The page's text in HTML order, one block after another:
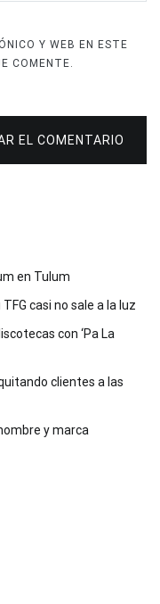
Y WEB EN ESTE
COMENTE.
EL COMENTARIO
en Tulum
casi no sale a la luz
con ‘Pa La
clientes a las
y marca